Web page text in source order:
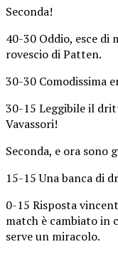
Seconda!
40-30 Oddio, esce
rovescio di Patten.
30-30 Comodissima
30-15 Leggibile il
Vavassori!
Seconda, e ora sono
15-15 Una banca di
0-15 Risposta
match è cambiato in
serve un miracolo.